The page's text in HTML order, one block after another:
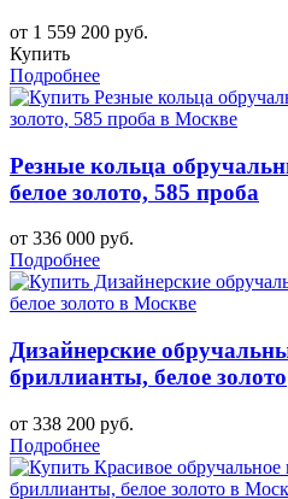
от 1 559 200 руб.
Купить
Подробнее
Резные кольца
белое золото, 585 проба
от 336 000 руб.
Подробнее
Дизайнерские
бриллианты, белое золото
от 338 200 руб.
Подробнее